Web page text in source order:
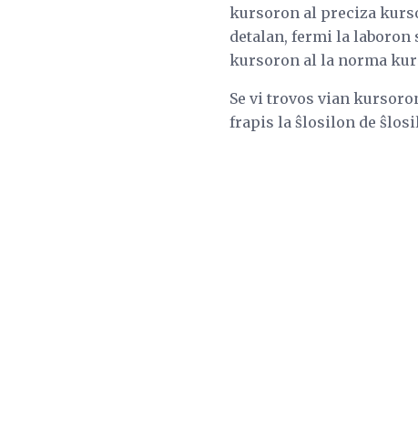
kursoron al preciza
detalan, fermi la
kursoron al la norma
Se vi trovos vian
frapis la ŝlosilon de